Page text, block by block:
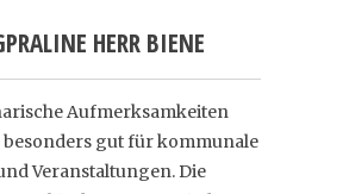
HERR BIENE
Aufmerksamkeiten
besonders gut für kommunale
Veranstaltungen. Die